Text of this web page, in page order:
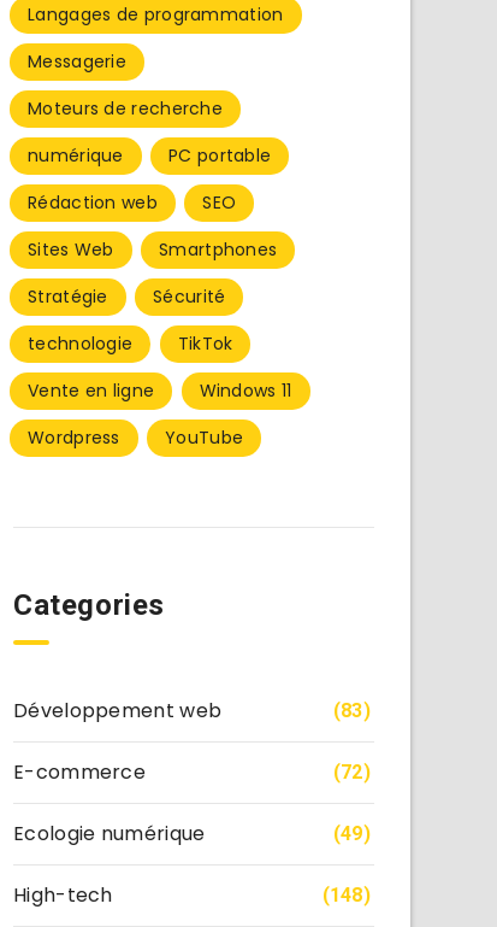
Langages de programmation
Messagerie
Moteurs de recherche
numérique
PC portable
Rédaction web
SEO
Sites Web
Smartphones
Stratégie
Sécurité
technologie
TikTok
Vente en ligne
Windows 11
Wordpress
YouTube
Categories
Développement web (83)
E-commerce (72)
Ecologie numérique (49)
High-tech (148)